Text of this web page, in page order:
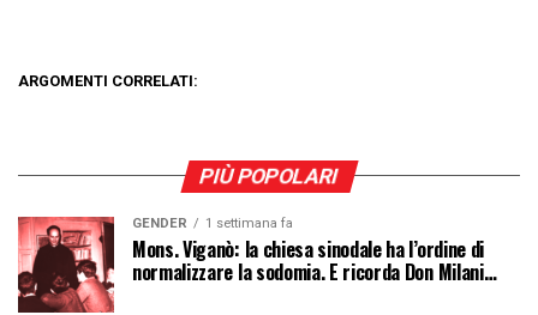
ARGOMENTI CORRELATI:
PIÙ POPOLARI
GENDER 1 settimana fa
Mons. Viganò: la chiesa sinodale ha l’ordine di
normalizzare la sodomia. E ricorda Don Milani…